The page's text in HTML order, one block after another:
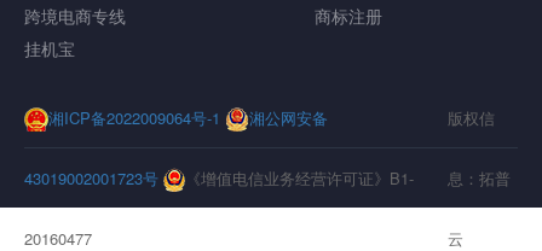
跨境电商专线
挂机宝
商标注册
湘ICP备2022009064号-1 湘公网安备
43019002001723号 《增值电信业务经营许可证》B1-
20160477
版权信
息：拓普
云